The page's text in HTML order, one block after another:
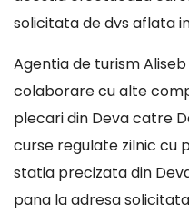
solicitata de dvs aflata
Agentia de turism
colaborare cu alte
plecari din Deva catre
curse regulate zilnic cu
statia precizata din
pana la adresa